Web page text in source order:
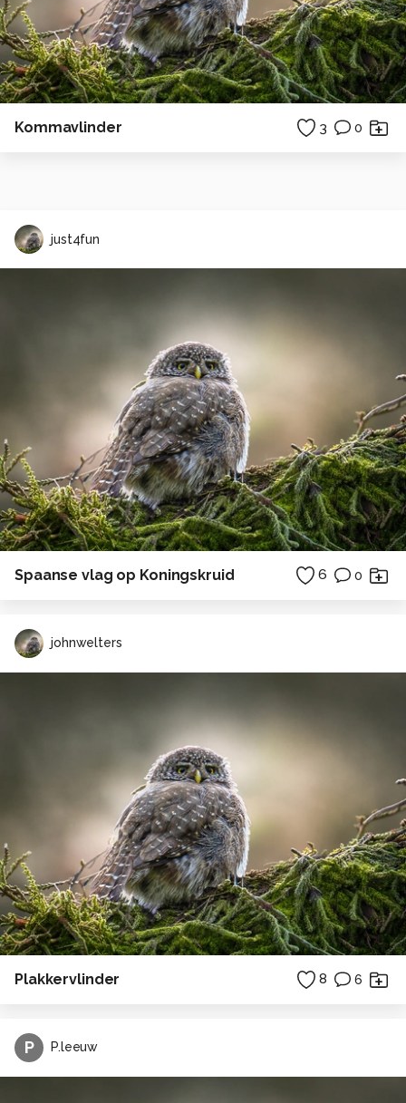
Kommavlinder 3 0
just4fun
Spaanse vlag op Koningskruid 6 0
johnwelters
Plakkervlinder 8 6
P P.leeuw